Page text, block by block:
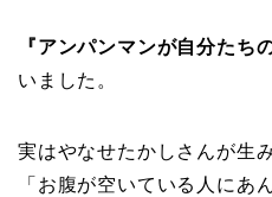
『アンパンマンが自分たち
いました。
実はやなせたかしさんが生
「お腹が空いている人にあ